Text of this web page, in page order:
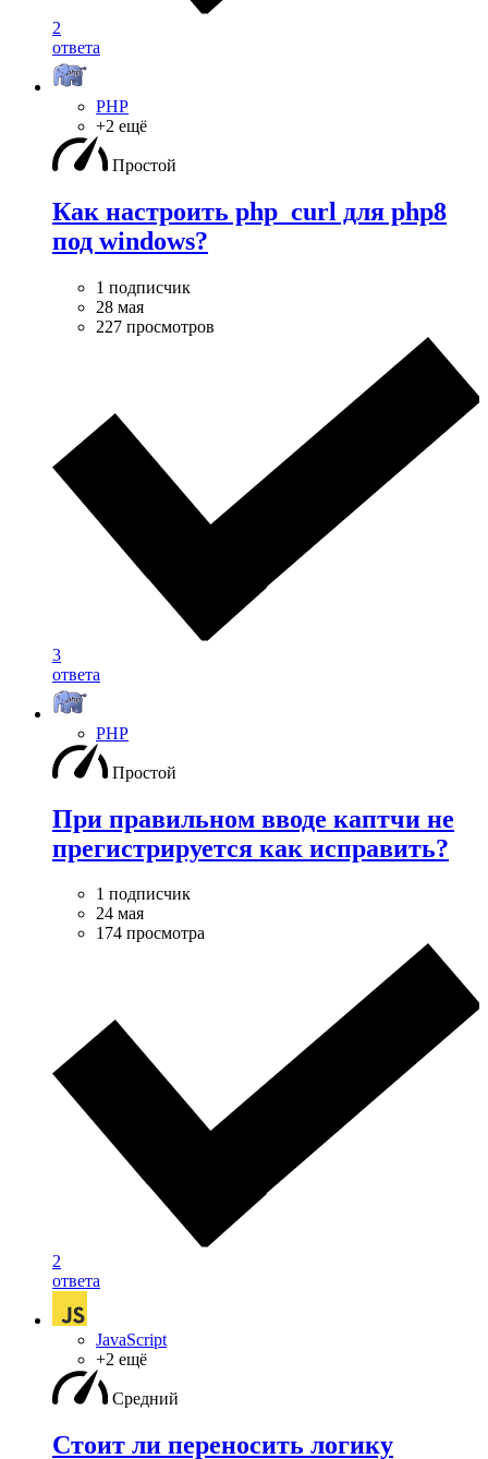
2
ответа
PHP
+2 ещё
Простой
Как настроить php_curl для php8
под windows?
1 подписчик
28 мая
227 просмотров
3
ответа
PHP
Простой
При правильном вводе каптчи не
прегистрируется как исправить?
1 подписчик
24 мая
174 просмотра
2
ответа
JavaScript
+2 ещё
Средний
Стоит ли переносить логику